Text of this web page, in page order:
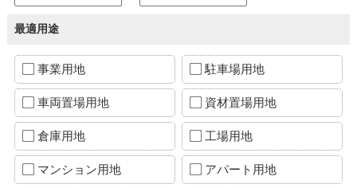
最適用途
事業用地 駐車場用地
車両置場用地 資材置場用地
倉庫用地 工場用地
マンション用地 アパート用地